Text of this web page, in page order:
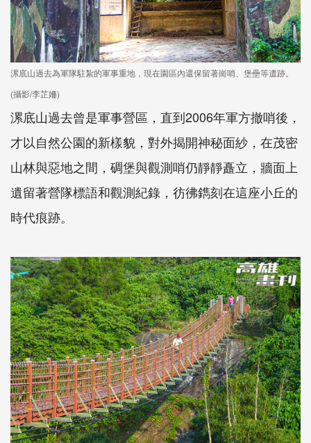
漯底山過去為軍隊駐紮的軍事重地，現在園區內還保留著崗哨、堡壘等遺跡。
(攝影/李芷姍)
漯底山過去曾是軍事營區，直到2006年軍方撤哨後，
才以自然公園的新樣貌，對外揭開神秘面紗，在茂密
山林與惡地之間，碉堡與觀測哨仍靜靜矗立，牆面上
遺留著營隊標語和觀測紀錄，彷彿鐫刻在這座小丘的
時代痕跡。